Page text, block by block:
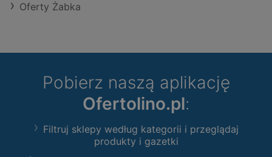
Oferty Żabka
Pobierz naszą aplikację
Ofertolino.pl:
Filtruj sklepy według kategorii i przeglądaj
produkty i gazetki